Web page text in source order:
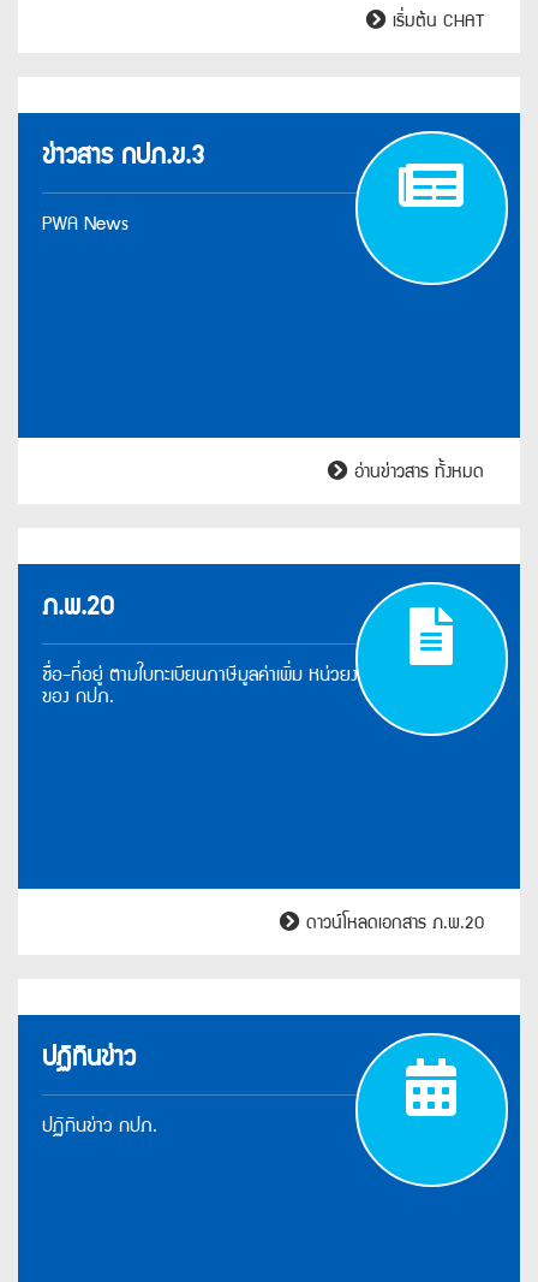
เริ่มต้น CHAT
ข่าวสาร กปภ.ข.3
PWA News
อ่านข่าวสาร ทั้งหมด
ภ.พ.20
ชื่อ-ที่อยู่ ตามใบทะเบียนภาษีมูลค่าเพิ่ม หน่วยงาน
ของ กปภ.
ภ.
ดาวน์โหลดเอกสาร ภ.พ.20
ปฏิทินข่าว
ปฏิทินข่าว กปภ.
ป
ข่
กป